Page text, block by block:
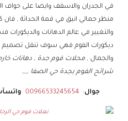
في الجدران والاسقف وايضا على حواف
منظر جمالي انيق في قمة الحداثة ,
والتغيير في عالم الدهانات
ديكورات الفوم فهي سوف تنقل تصميم
والجمال ,محلات فوم جدة , دهانات
شرائح الفوم بجدة حي الصفا ,,,,.
جوال:
00966533245654